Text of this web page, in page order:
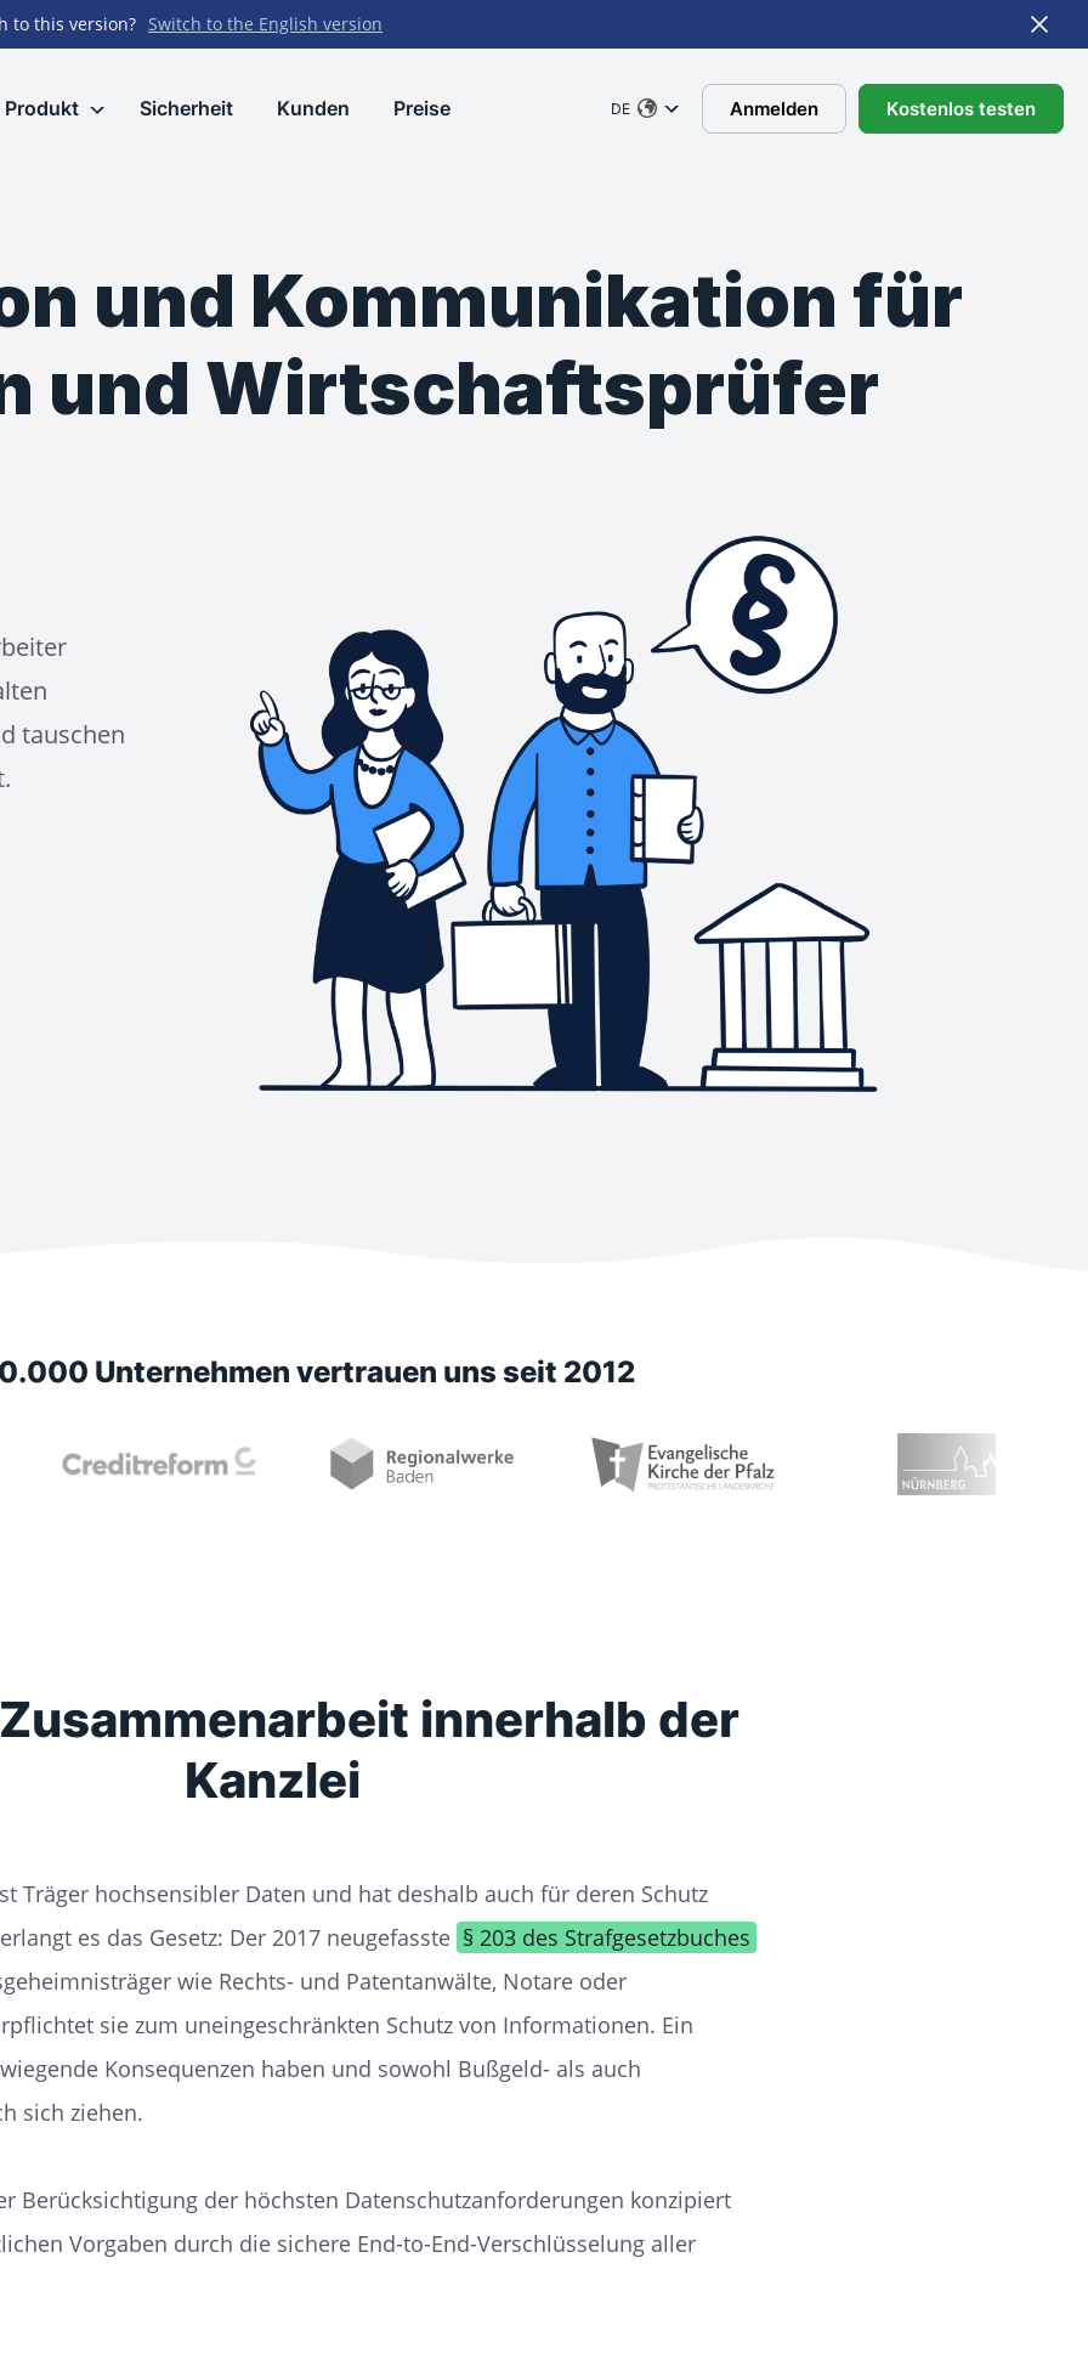
to this version? Switch to the English version
Produkt Sicherheit Kunden Preise DE Anmelden Kostenlos testen
und Kommunikation für
und Wirtschaftsprüfer
tauschen
Unternehmen vertrauen uns seit 2012
innerhalb der
Kanzlei
Träger hochsensibler Daten und hat deshalb auch für deren Schutz
es das Gesetz: Der 2017 neugefasste § 203 des Strafgesetzbuches
wie Rechts- und Patentanwälte, Notare oder
sie zum uneingeschränkten Schutz von Informationen. Ein
Konsequenzen haben und sowohl Bußgeld- als auch
sich ziehen.
Berücksichtigung der höchsten Datenschutzanforderungen konzipiert
Vorgaben durch die sichere End-to-End-Verschlüsselung aller